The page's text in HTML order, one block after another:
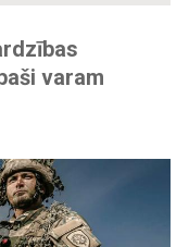
varam